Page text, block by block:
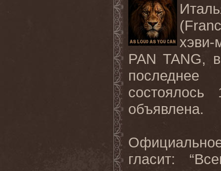
PAN TANG,
объявлена.
гласит: